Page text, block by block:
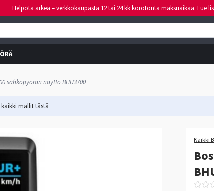
Helpota arkea – verkkokaupasta 12 tai 24 kk korotonta maksuaikaa. Lue
sähköpyörän näyttö BHU3700
mallittästä
Kaikki